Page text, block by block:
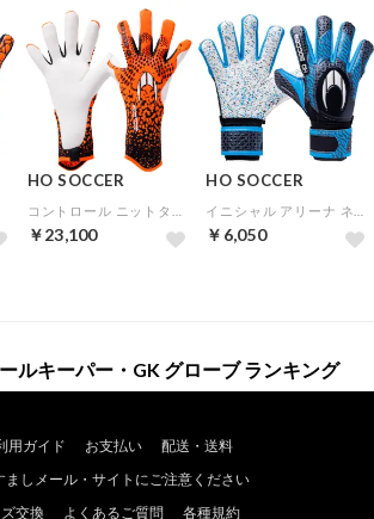
HO SOCCER
￥23,100
HO SOCCER
￥6,050
ルキーパー・GK グローブ ランキング
用ガイド お支払い
配送・送料
ましメール・サイトにご注意ください
交換
よくあるご質問 各種規約